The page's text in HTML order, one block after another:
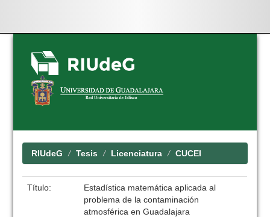
Skip
navigation
RIUdeG Tesis Licenciatura CUCEI
Título:
Estadística matemática aplicada al
problema de la contaminación
atmosférica en Guadalajara